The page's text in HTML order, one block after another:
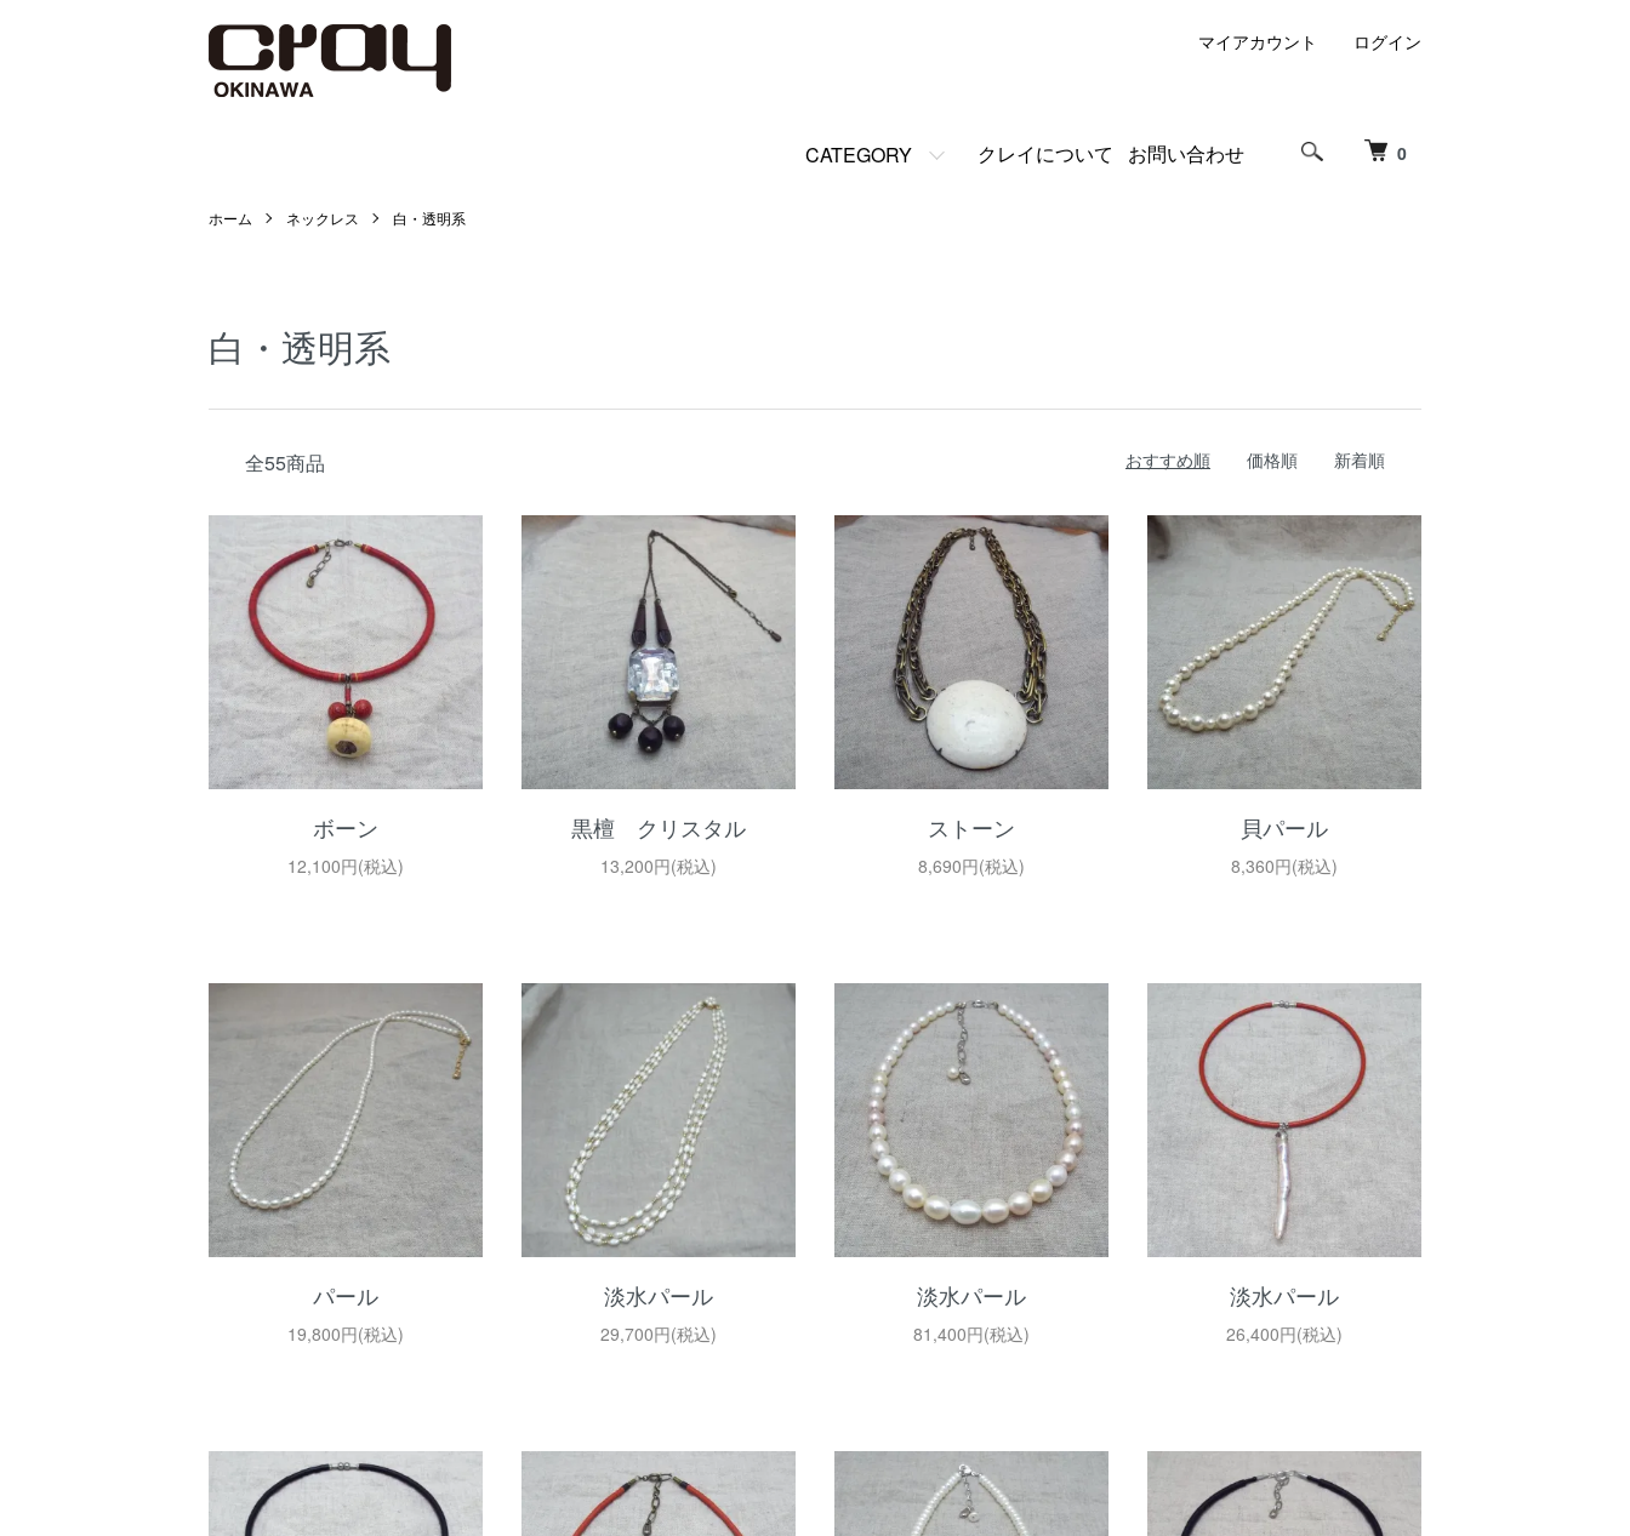
0
CATEGORY クレイについて お問い合わせ
マイアカウント ログイン
ホーム ネックレス 白・透明系
白・透明系
全55商品 おすすめ順 価格順 新着順
ボーン
12,100円(税込)
黒檀 クリスタル
13,200円(税込)
ストーン
8,690円(税込)
貝パール
8,360円(税込)
パール
19,800円(税込)
淡水パール
29,700円(税込)
淡水パール
81,400円(税込)
淡水パール
26,400円(税込)